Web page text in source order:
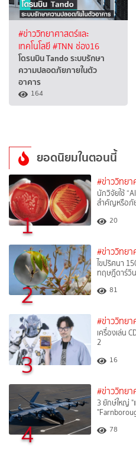
#ข่าววิทยาศาสตร์และ
เทคโนโลยี#TNN ช่อง16
โดรนบิน Tando ระบบรักษา
ความปลอดภัยภายในตัว
อาคาร
164
ยอดนิยมในตอนนี้
1
#ข่าววิทยา
นักวิจัยใช้
สำคัญหรือภั
20
2
#ข่าววิทยา
ไขปริศนา
ทฤษฎีดาร์วิน
81
3
#ข่าววิทยา
เครื่องเล่น
2
16
4
#ข่าววิทยา
3 ยักษ์ใหญ่ "
78